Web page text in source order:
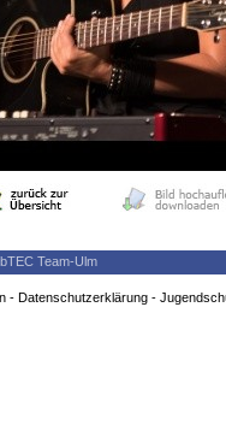
Team-Ulm
- Datenschutzerklärung-